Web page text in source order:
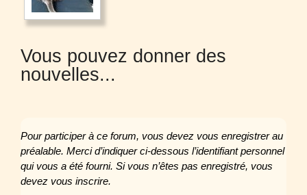
Vous pouvez donner des
nouvelles...
Pour participer à ce forum, vous devez vous enregistrer au
préalable. Merci d’indiquer ci-dessous l’identifiant personnel
qui vous a été fourni. Si vous n’êtes pas enregistré, vous
devez vous inscrire.